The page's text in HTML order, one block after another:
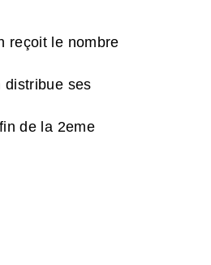
reçoit le nombre
distribue ses
de la 2eme